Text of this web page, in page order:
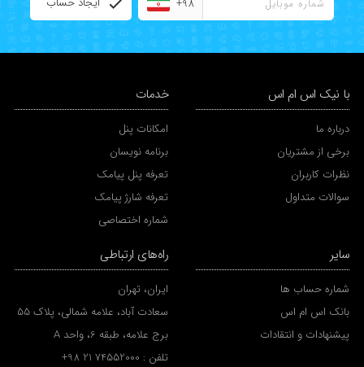
+98
با نیک اس ام اس
درباره ما
برخی از مشتریان
نظرات کاربران
سوالات متداول
خدمات
امکانات پنل
برنامه نویسان
تعرفه پنل پیامک
تعرفه شارژ پیامک
شماره اختصاصی
سایر
شماره حساب ها
بانک اس ام اس
پیشنهادات و انتقادات
راه‌های ارتباطی
ایران، تهران
سعادت آباد، علامه شمالی، پلاک 55
برج علامه، طبقه 6، واحد A
تلفن : +98 21 74552000